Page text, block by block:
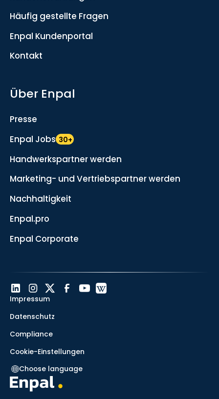
Häufig gestellte Fragen
Enpal Kundenportal
Kontakt
Über Enpal
Presse
Enpal Jobs 30+
Handwerkspartner werden
Marketing- und Vertriebspartner werden
Nachhaltigkeit
Enpal.pro
Enpal Corporate
Impressum
Datenschutz
Compliance
Cookie-Einstellungen
Choose language